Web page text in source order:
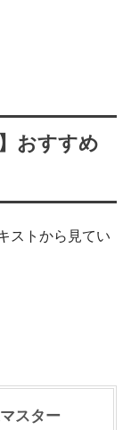
おすすめ
ストから見てい
スター